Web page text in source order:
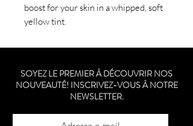
boost for your skin in a whipped, soft
yellow tint.
SOYEZ LE PREMIER À DÉCOUVRIR NOS
NOUVEAUTÉ! INSCRIVEZ-VOUS À NOTRE
NEWSLETTER.